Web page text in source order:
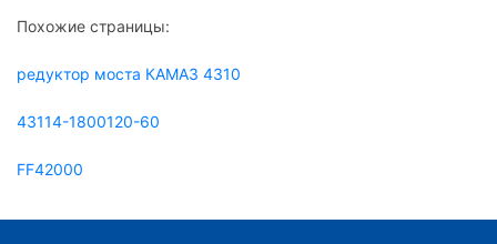
Похожие страницы:
редуктор моста КАМАЗ 4310
43114-1800120-60
FF42000